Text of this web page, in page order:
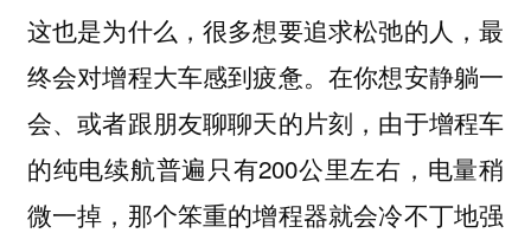
这也是为什么，很多想要追求松弛的人，最
终会对增程大车感到疲惫。在你想安静躺一
会、或者跟朋友聊聊天的片刻，由于增程车
的纯电续航普遍只有200公里左右，电量稍
微一掉，那个笨重的增程器就会冷不丁地强